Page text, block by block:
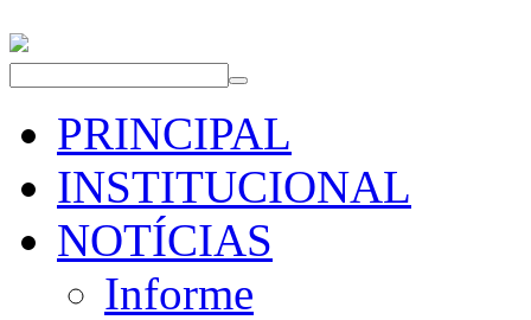
PRINCIPAL
INSTITUCIONAL
NOTÍCIAS
Informe